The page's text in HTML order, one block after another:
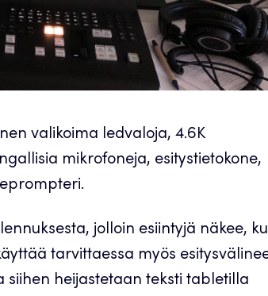
valikoima ledvaloja, 4.6K
mikrofoneja, esitystietokone,
jolloin esiintyjä näkee,
tarvittaessa myös
siihen heijastetaan teksti tabletilla